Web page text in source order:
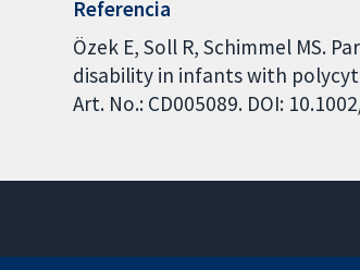
Referencia
Özek E, Soll R, Schimmel MS.
disability in infants with
Art. No.: CD005089. DOI: